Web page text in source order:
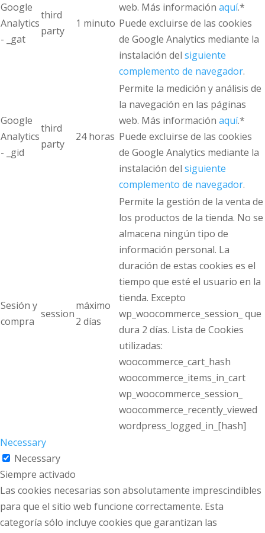
Google
Analytics
- _gat
third
party
1 minuto
web. Más información aquí.*
Puede excluirse de las cookies
de Google Analytics mediante la
instalación del siguiente
complemento de navegador.
Google
Analytics
- _gid
third
party
24 horas
Permite la medición y análisis de
la navegación en las páginas
web. Más información aquí.*
Puede excluirse de las cookies
de Google Analytics mediante la
instalación del siguiente
complemento de navegador.
Sesión y
compra
session
máximo
2 días
Permite la gestión de la venta de
los productos de la tienda. No se
almacena ningún tipo de
información personal. La
duración de estas cookies es el
tiempo que esté el usuario en la
tienda. Excepto
wp_woocommerce_session_ que
dura 2 días. Lista de Cookies
utilizadas:
woocommerce_cart_hash
woocommerce_items_in_cart
wp_woocommerce_session_
woocommerce_recently_viewed
wordpress_logged_in_[hash]
Necessary
Necessary
Siempre activado
Las cookies necesarias son absolutamente imprescindibles
para que el sitio web funcione correctamente. Esta
categoría sólo incluye cookies que garantizan las